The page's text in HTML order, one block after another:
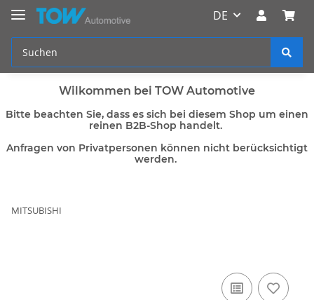
DE
Wilkommen bei TOW Automotive
Bitte beachten Sie, dass es sich bei diesem Shop um einen
reinen B2B-Shop handelt.
Anfragen von Privatpersonen können nicht berücksichtigt
werden.
MITSUBISHI